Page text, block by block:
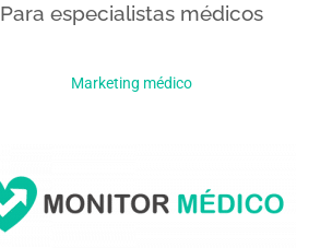
Para especialistas médicos
Marketing médico